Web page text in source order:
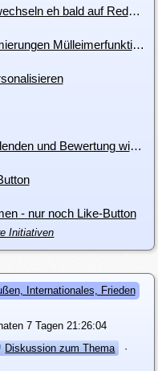
i4854: (Meinungsbild) Forum: Wir wechseln eh bald auf Reddit, also ist das alles egal
i4857: (Meinungsbild) Forum: Optimierungen Mülleimerfunktion - nicht Anonym
i4852: (Meinungsbild) Forum: Ausblenden und Bewertung wieder verbinden
- nur noch Like-Button
Initiativen
Internationales, Frieden
7 Tagen 21:26:04
Diskussion zum Thema
·